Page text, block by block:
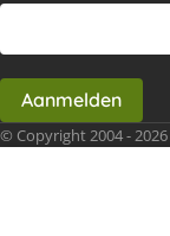
Aanmelden
© Copyright 2004 -